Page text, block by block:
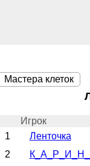
Мастера клеток
Игрок
1
Ленточка
2